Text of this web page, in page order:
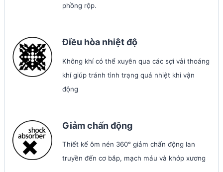
phồng rộp.
Điều hòa nhiệt độ
Không khí có thể xuyên qua các sợi vải thoáng
khí giúp tránh tình trạng quá nhiệt khi vận
động
Giảm chấn động
Thiết kế ôm nén 360° giảm chấn động lan
truyền đến cơ bắp, mạch máu và khớp xương